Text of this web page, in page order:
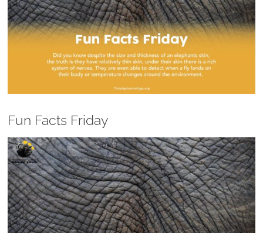
Fun Facts Friday